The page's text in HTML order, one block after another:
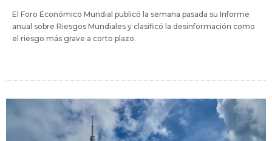
El Foro Económico Mundial publicó la semana pasada su Informe
anual sobre Riesgos Mundiales y clasificó la desinformación como
el riesgo más grave a corto plazo.